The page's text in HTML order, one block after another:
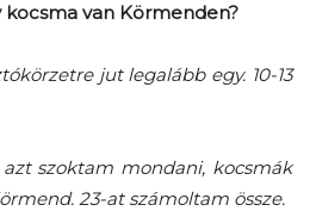
kocsma van Körmenden?
jut legalább egy. 10-13
szoktam mondani, kocsmák
23-at számoltam össze.